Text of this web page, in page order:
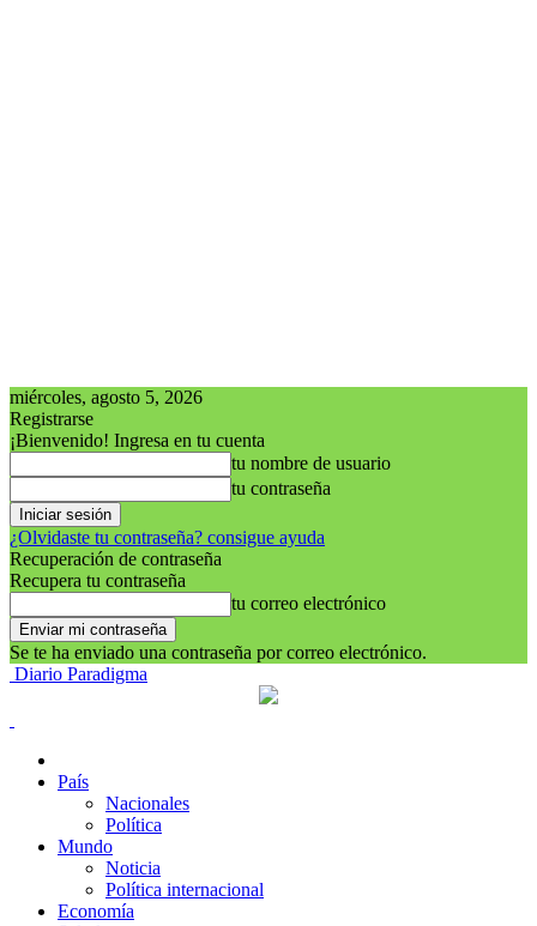
miércoles, agosto 5, 2026
Registrarse
¡Bienvenido! Ingresa en tu cuenta
tu nombre de usuario
tu contraseña
¿Olvidaste tu contraseña? consigue ayuda
Recuperación de contraseña
Recupera tu contraseña
tu correo electrónico
Se te ha enviado una contraseña por correo electrónico.
Diario Paradigma
País
Nacionales
Política
Mundo
Noticia
Política internacional
Economía